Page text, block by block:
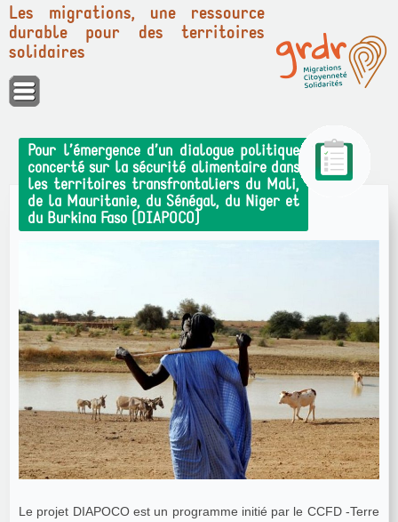
Panneau de gestion des cookies
Les migrations, une ressource
durable pour des territoires
solidaires
Pour l’émergence d’un dialogue politique
concerté sur la sécurité alimentaire dans
les territoires transfrontaliers du Mali,
de la Mauritanie, du Sénégal, du Niger et
du Burkina Faso (DIAPOCO)
Le projet DIAPOCO est un programme initié par le CCFD -Terre